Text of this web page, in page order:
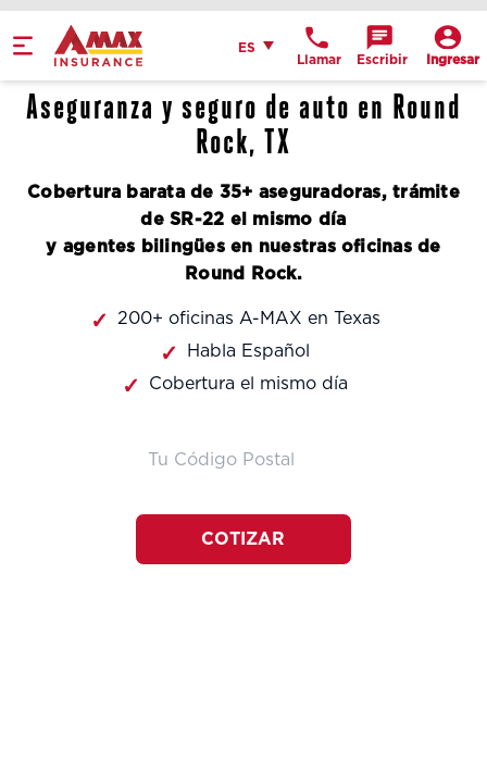
Obtén indicaciones
llame a la oficina
ubicación
Home
ESEspañol
Llamar Escribir Ingresar
Aseguranza y seguro de auto en Round
Rock, TX
Cobertura barata de 35+ aseguradoras, trámite
de SR-22 el mismo día
y agentes bilingües en nuestras oficinas de
Round Rock.
200+ oficinas A-MAX en Texas
Habla Español
Cobertura el mismo día
COTIZAR